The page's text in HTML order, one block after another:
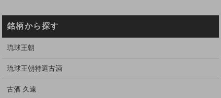
銘柄から探す
琉球王朝
琉球王朝特選古酒
古酒 久遠